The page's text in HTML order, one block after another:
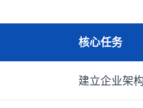
核心任务
建立企业架